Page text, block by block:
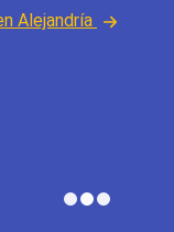
Alejandría